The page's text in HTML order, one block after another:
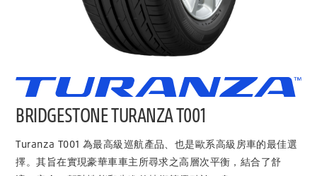
BRIDGESTONE TURANZA T001
Turanza T001 為最高級巡航產品、也是歐系高級房車的最佳選
擇。其旨在實現豪華車車主所尋求之高層次平衡，結合了舒